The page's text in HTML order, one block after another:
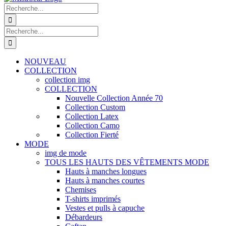
Recherche
de
:
Recherche
de
:
NOUVEAU
COLLECTION
collection img
COLLECTION
Nouvelle Collection Année 70
Collection Custom
Collection Latex
Collection Camo
Collection Fierté
MODE
img de mode
TOUS LES HAUTS DES VÊTEMENTS MODE
Hauts à manches longues
Hauts à manches courtes
Chemises
T-shirts imprimés
Vestes et pulls à capuche
Débardeurs